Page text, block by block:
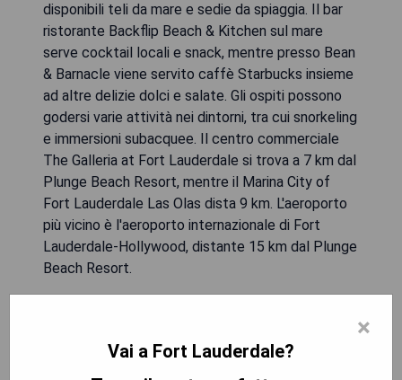
disponibili teli da mare e sedie da spiaggia. Il bar
ristorante Backflip Beach & Kitchen sul mare
serve cocktail locali e snack, mentre presso Bean
& Barnacle viene servito caffè Starbucks insieme
ad altre delizie dolci e salate. Gli ospiti possono
godersi varie attività nei dintorni, tra cui snorkeling
e immersioni subacquee. Il centro commerciale
The Galleria at Fort Lauderdale si trova a 7 km dal
Plunge Beach Resort, mentre il Marina City of
Fort Lauderdale Las Olas dista 9 km. L'aeroporto
più vicino è l'aeroporto internazionale di Fort
Lauderdale-Hollywood, distante 15 km dal Plunge
Beach Resort.
- Strutture per gli sport acquatici
- Bar ristorante sul mare con cocktail locali
×
Vai a Fort Lauderdale?